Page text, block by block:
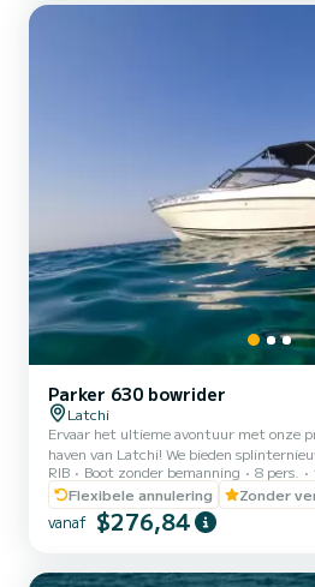
intieme en exclusieve ervaring op het
Parker 630 bowrider
Latchi
Ervaar het ultieme avontuur met onze
haven van Latchi! We bieden
speedboten, volledig uitgerust met
essentiële veiligheidsuitrusting. Of je nu
of ontspanning, onze topkwaliteit boten
onvergetelijke dag op het water. De
die het
RIB Boot zonder bemanning 8 pers.
Flexibele annulering
Zonder
vanaf $276,84